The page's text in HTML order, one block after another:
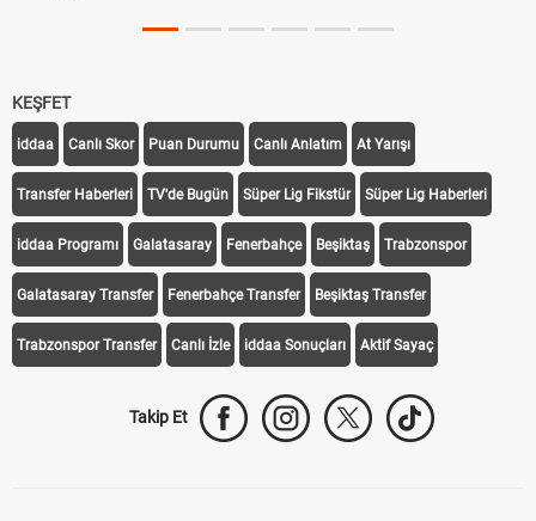
KEŞFET
iddaa Canlı Skor Puan Durumu Canlı Anlatım At Yarışı
Transfer Haberleri TV'de Bugün Süper Lig Fikstür Süper Lig Haberleri
iddaa Programı Galatasaray Fenerbahçe Beşiktaş Trabzonspor
Galatasaray Transfer Fenerbahçe Transfer Beşiktaş Transfer
Trabzonspor Transfer Canlı İzle iddaa Sonuçları Aktif Sayaç
Takip Et